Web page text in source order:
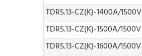
TDR5.13-CZ(K)-1400A/1500V
TDR5.13-CZ(K)-1500A/1500V
TDR5.13-CZ(K)-1600A/1500V